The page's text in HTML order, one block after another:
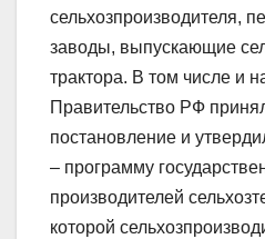
сельхозпроизводителя,
заводы, выпускающие
трактора. В том числе и
Правительство РФ
постановление и
– программу
производителей
которой